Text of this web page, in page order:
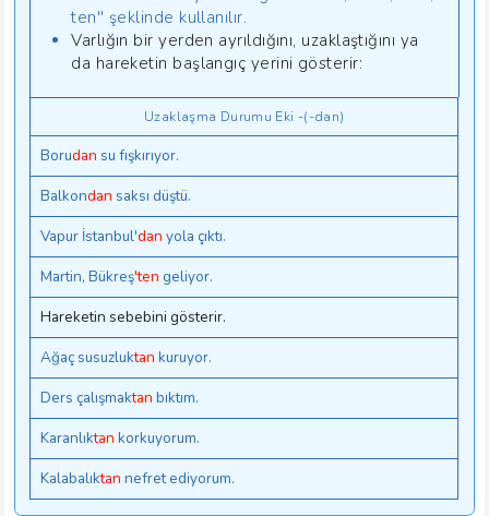
ten'' şeklinde kullanılır.
Varlığın bir yerden ayrıldığını, uzaklaştığını ya
da hareketin başlangıç yerini gösterir:
Uzaklaşma Durumu Eki -(-dan)
Borudan su fışkırıyor.
Balkondan saksı düştü.
Vapur İstanbul'dan yola çıktı.
Martin, Bükreş'ten geliyor.
Hareketin sebebini gösterir.
Ağaç susuzluktan kuruyor.
Ders çalışmaktan bıktım.
Karanlıktan korkuyorum.
Kalabalıktan nefret ediyorum.